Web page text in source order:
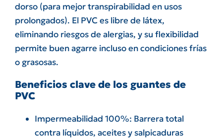
dorso (para mejor transpirabilidad en usos
prolongados). El PVC es libre de látex,
eliminando riesgos de alergias, y su flexibilidad
permite buen agarre incluso en condiciones frías
o grasosas.
Beneficios clave de los guantes de
PVC
Impermeabilidad 100%: Barrera total
contra líquidos, aceites y salpicaduras